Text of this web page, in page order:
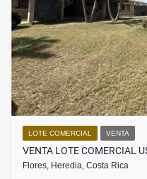
LOTE COMERCIAL VENTA
VENTA LOTE COMERCIAL
Flores, Heredia, Costa Rica